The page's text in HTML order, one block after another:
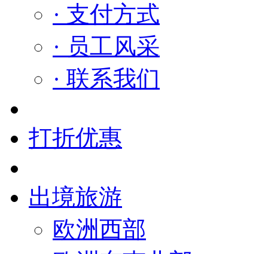
· 支付方式
· 员工风采
· 联系我们
打折优惠
出境旅游
欧洲西部